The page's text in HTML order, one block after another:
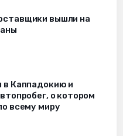
вышли на
в Каппадокию и
о котором
всему миру